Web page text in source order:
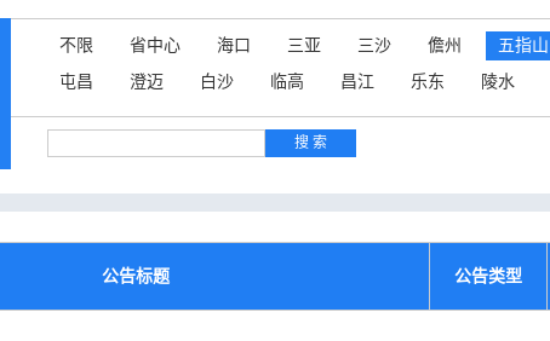
不限 省中心 海口 三亚 三沙 儋州 五指山
屯昌
澄迈 白沙 临高 昌江 乐东 陵水
公告标题 公告类型